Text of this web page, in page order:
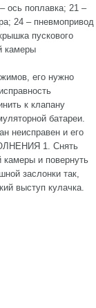
ось поплавка; 21 –
24 – пневмопривод
пускового
камеры
его нужно
к клапану
батареи.
неисправен и его
1. Снять
камеры и повернуть
заслонки так,
выступ кулачка.